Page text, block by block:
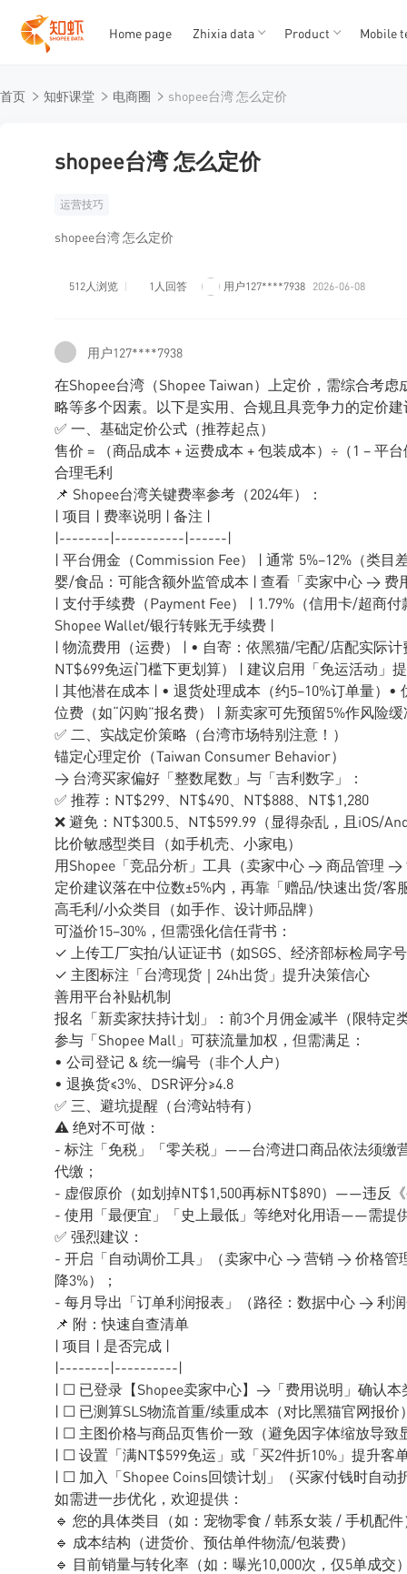
12345
Home page Zhixia data Product Mobile
首页 知虾课堂 电商圈 shopee台湾 怎么定价
shopee台湾 怎么定价
运营技巧
shopee台湾 怎么定价
512人浏览 1人回答 用户127****7938 2026-06-08
用户127****7938
在Shopee台湾（Shopee Taiwan）上定价，需综合考
略等多个因素。以下是实用、合规且具竞争力的定价
✅ 一、基础定价公式（推荐起点）
售价 = （商品成本 + 运费成本 + 包装成本）÷（1 − 平
合理毛利
📌 Shopee台湾关键费率参考（2024年）：
| 项目 | 费率说明 | 备注 |
|--------|-----------|------|
| 平台佣金（Commission Fee） | 通常 5%–12%（类
婴/食品：可能含额外监管成本 | 查看「卖家中心 → 费
| 支付手续费（Payment Fee） | 1.79%（信用卡/超商
Shopee Wallet/银行转账无手续费 |
| 物流费用（运费） | • 自寄：依黑猫/宅配/店配实际
NT$699免运门槛下更划算） | 建议启用「免运活动」
| 其他潜在成本 | • 退货处理成本（约5–10%订单量）
位费（如“闪购”报名费） | 新卖家可先预留5%作风险
✅ 二、实战定价策略（台湾市场特别注意！）
锚定心理定价（Taiwan Consumer Behavior）
→ 台湾买家偏好「整数尾数」与「吉利数字」：
✅ 推荐：NT$299、NT$490、NT$888、NT$1,280
❌ 避免：NT$300.5、NT$599.99（显得杂乱，且iOS/
比价敏感型类目（如手机壳、小家电）
用Shopee「竞品分析」工具（卖家中心 → 商品管理 →
定价建议落在中位数±5%内，再靠「赠品/快速出货/客
高毛利/小众类目（如手作、设计师品牌）
可溢价15–30%，但需强化信任背书：
✓ 上传工厂实拍/认证证书（如SGS、经济部标检局字
✓ 主图标注「台湾现货｜24h出货」提升决策信心
善用平台补贴机制
报名「新卖家扶持计划」：前3个月佣金减半（限特定
参与「Shopee Mall」可获流量加权，但需满足：
• 公司登记 & 统一编号（非个人户）
• 退换货≤3%、DSR评分≥4.8
✅ 三、避坑提醒（台湾站特有）
⚠️ 绝对不可做：
- 标注「免税」「零关税」——台湾进口商品依法须缴
代缴；
- 虚假原价（如划掉NT$1,500再标NT$890）——违反
- 使用「最便宜」「史上最低」等绝对化用语——需提
✅ 强烈建议：
- 开启「自动调价工具」（卖家中心 → 营销 → 价格管
降3%）；
- 每月导出「订单利润报表」（路径：数据中心 → 利
📌 附：快速自查清单
| 项目 | 是否完成 |
|--------|----------|
| ☐ 已登录【Shopee卖家中心】→「费用说明」确认本
| ☐ 已测算SLS物流首重/续重成本（对比黑猫官网报价
| ☐ 主图价格与商品页售价一致（避免因字体缩放导致
| ☐ 设置「满NT$599免运」或「买2件折10%」提升客
| ☐ 加入「Shopee Coins回馈计划」（买家付钱时自动
如需进一步优化，欢迎提供：
🔹 您的具体类目（如：宠物零食 / 韩系女装 / 手机配件
🔹 成本结构（进货价、预估单件物流/包装费）
🔹 目前销量与转化率（如：曝光10,000次，仅5单成交